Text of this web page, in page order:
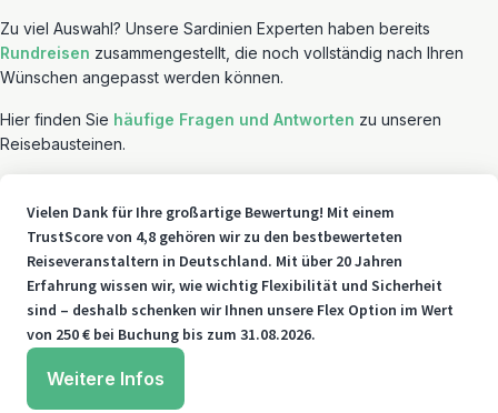
Zu viel Auswahl? Unsere Sardinien Experten haben bereits
Rundreisen zusammengestellt, die noch vollständig nach Ihren
Wünschen angepasst werden können.
Hier finden Sie häufige Fragen und Antworten zu unseren
Reisebausteinen.
Vielen Dank für Ihre großartige Bewertung! Mit einem
TrustScore von 4,8 gehören wir zu den bestbewerteten
Reiseveranstaltern in Deutschland. Mit über 20 Jahren
Erfahrung wissen wir, wie wichtig Flexibilität und Sicherheit
sind – deshalb schenken wir Ihnen unsere Flex Option im Wert
von 250 € bei Buchung bis zum 31.08.2026.
Weitere Infos